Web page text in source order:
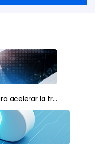
acelerar la tr...